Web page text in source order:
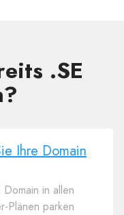
.SE
Ihre Domain
in allen
Plänen parken